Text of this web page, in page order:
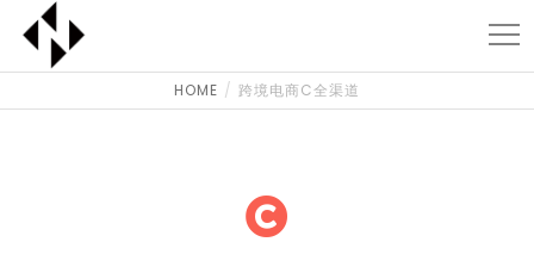
HOME 跨境电商C全渠道